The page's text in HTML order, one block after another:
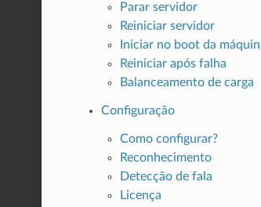
Parar servidor
Reiniciar servidor
Iniciar no boot da
Reiniciar após falha
Balanceamento de carga
Configuração
Como configurar?
Reconhecimento
Detecção de fala
Licença